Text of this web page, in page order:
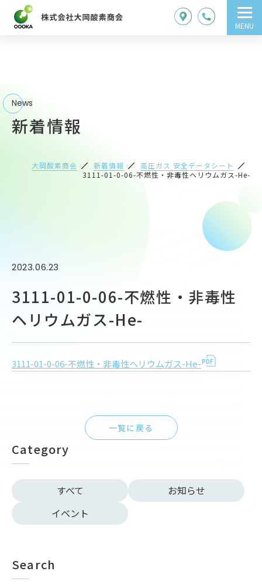
MENU
News
新着情報
大岡酸素商会 新着情報
高圧ガス 安全データシート
3111-01-0-06-不燃性・非毒性ヘリウムガス-He-
Category
すべて
お知らせ
イベント
Search
2023.06.23
3111-01-0-06-不燃性・非毒性
ヘリウムガス-He-
3111-01-0-06-不燃性・非毒性ヘリウムガス-He-
一覧に戻る